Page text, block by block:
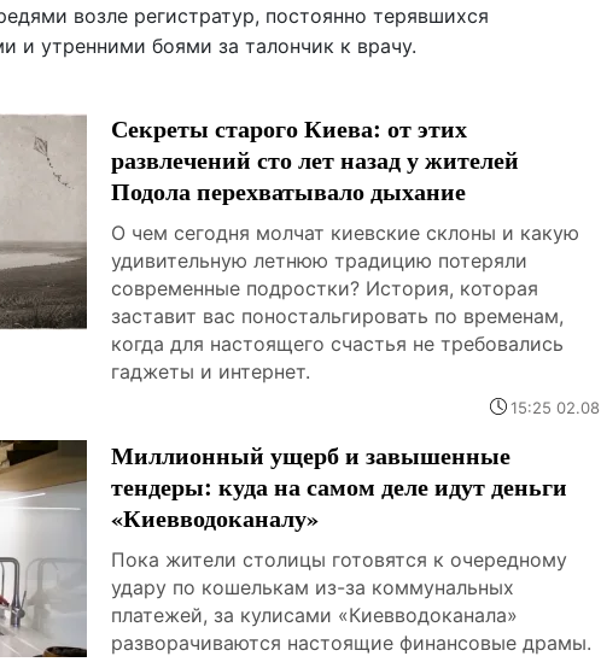
возле регистратур, постоянно терявшихся
и утренними боями за талончик к врачу.
Секреты старого Киева: от этих
развлечений сто лет назад у жителей
Подола перехватывало дыхание
О чем сегодня молчат киевские склоны и какую
удивительную летнюю традицию потеряли
современные подростки? История, которая
заставит вас поностальгировать по временам,
когда для настоящего счастья не требовались
гаджеты и интернет.
15:25 02.08
Миллионный ущерб и завышенные
тендеры: куда на самом деле идут деньги
«Киевводоканалу»
Пока жители столицы готовятся к очередному
удару по кошелькам из-за коммунальных
платежей, за кулисами «Киевводоканала»
разворачиваются настоящие финансовые драмы.